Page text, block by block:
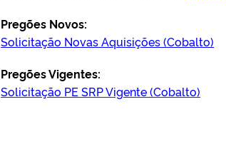
Pregões Novos:
Solicitação Novas Aquisições (Cobalto)
Pregões Vigentes:
Solicitação PE SRP Vigente (Cobalto)